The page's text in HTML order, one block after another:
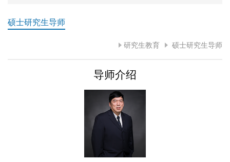
硕士研究生导师
研究生教育 硕士研究生导师
导师介绍